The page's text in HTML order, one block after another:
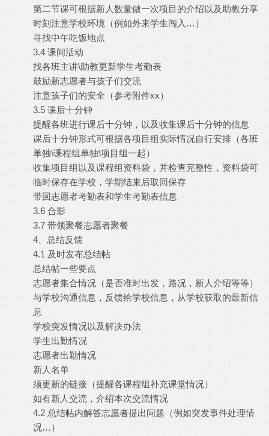
第二节课可根据新人数量做一次项目的介绍以及助教分享
时刻注意学校环境（例如外来学生闯入…）
寻找中午吃饭地点
3.4 课间活动
找各班主讲\助教更新学生考勤表
鼓励新志愿者与孩子们交流
注意孩子们的安全（参考附件xx）
3.5 课后十分钟
提醒各班进行课后十分钟，以及收集课后十分钟的信息
课后十分钟形式可根据各项目组实际情况自行安排（各班
单独\课程组单独\项目组一起）
收集项目组以及课程组资料袋，并检查完整性，资料袋可
临时保存在学校，学期结束后取回保存
带回志愿者考勤表和学生考勤表信息
3.6 合影
3.7 带领聚餐志愿者聚餐
4、总结反馈
4.1 及时发布总结帖
总结帖一些要点
志愿者集合情况（是否准时出发，路况，新人介绍等等）
与学校沟通信息，反馈给学校信息，从学校获取的最新信
息
学校突发情况以及解决办法
学生出勤情况
志愿者出勤情况
新人名单
须更新的链接（提醒各课程组补充课堂情况）
如有新人交流，介绍本次交流情况
4.2 总结帖内解答志愿者提出问题（例如突发事件处理情
况…）